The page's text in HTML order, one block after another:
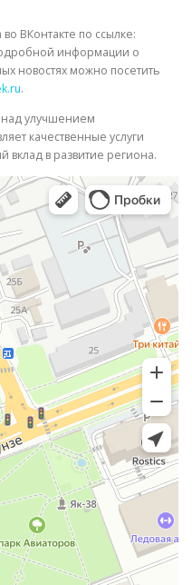
ВКонтакте по ссылке:
информации о
новостях можно посетить
.
над улучшением
качественные услуги
вклад в развитие региона.